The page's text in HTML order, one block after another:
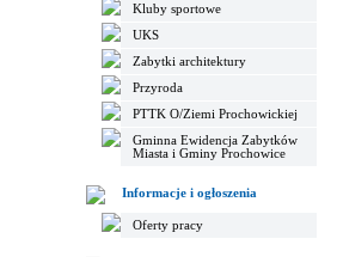
Kluby sportowe
UKS
Zabytki architektury
Przyroda
PTTK O/Ziemi Prochowickiej
Gminna Ewidencja Zabytków
Miasta i Gminy Prochowice
Informacje i ogłoszenia
Oferty pracy